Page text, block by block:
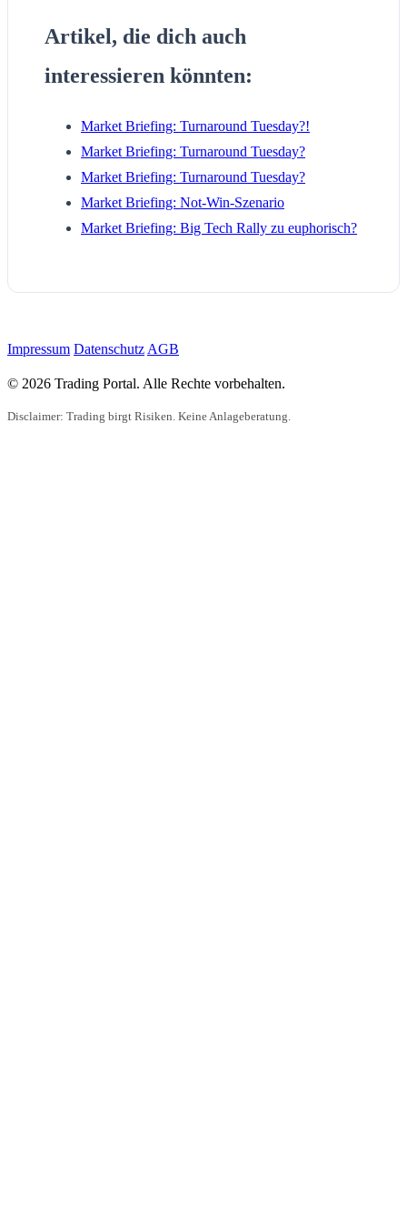
Artikel, die dich auch
interessieren könnten:
Market Briefing: Turnaround Tuesday?!
Market Briefing: Turnaround Tuesday?
Market Briefing: Turnaround Tuesday?
Market Briefing: Not-Win-Szenario
Market Briefing: Big Tech Rally zu euphorisch?
Impressum Datenschutz AGB
© 2026 Trading Portal. Alle Rechte vorbehalten.
Disclaimer: Trading birgt Risiken. Keine Anlageberatung.